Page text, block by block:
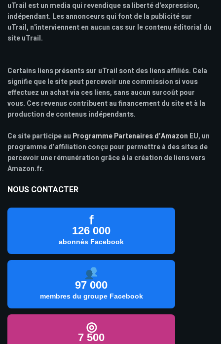
uTrail est un media qui revendique sa liberté d'expression,
indépendant. Les annonceurs qui font de la publicité sur
uTrail, n'interviennent en aucun cas sur le contenu éditorial du
site uTrail.
Certains liens présents sur uTrail sont des liens affiliés. Cela
signifie que le site peut percevoir une commission si vous
effectuez un achat via ces liens, sans aucun surcoût pour
vous. Ces revenus contribuent au financement du site et à la
production de contenus indépendants.
Ce site participe au Programme Partenaires d’Amazon EU, un
programme d’affiliation conçu pour permettre à des sites de
percevoir une rémunération grâce à la création de liens vers
Amazon.fr.
NOUS CONTACTER
f
126 000
abonnés Facebook
97 000
membres du groupe Facebook
◎
7 500